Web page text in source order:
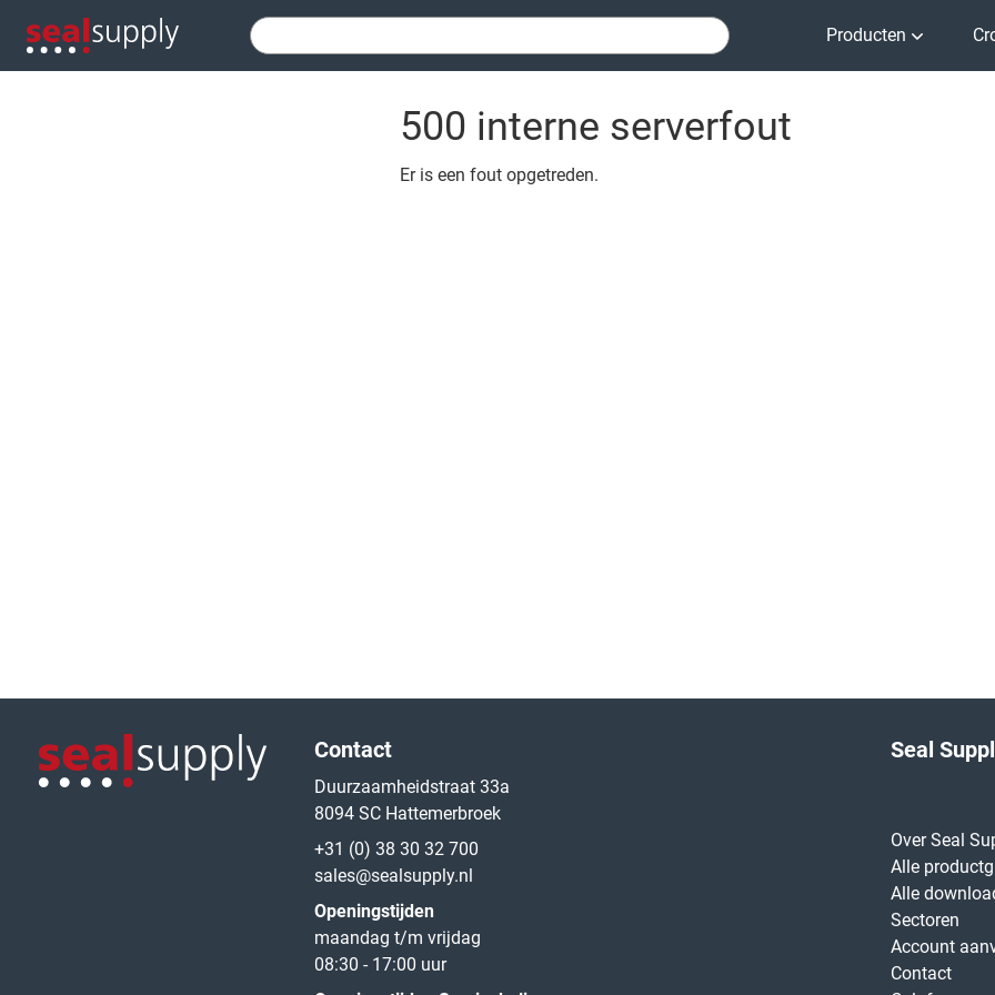
Producten
500 interne serverfout
Er is een fout opgetreden.
Contact
Duurzaamheidstraat 33a
8094 SC Hattemerbroek
+31 (0) 38 30 32 700
sales@sealsupply.nl
Openingstijden
maandag t/m vrijdag
08:30 - 17:00 uur
Seal
Over Seal
Alle
Alle
Sectoren
Account
Contact
Logo van de website